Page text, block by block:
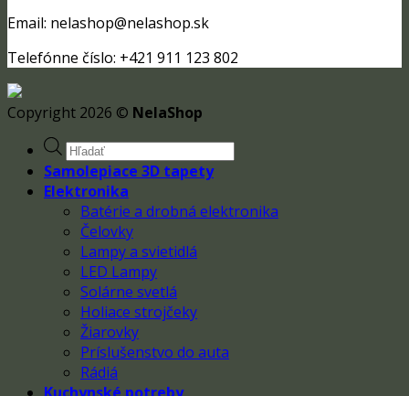
Email: nelashop@nelashop.sk
Telefónne číslo: +421 911 123 802
Copyright 2026 © NelaShop
Products
search
Samolepiace 3D tapety
Elektronika
Batérie a drobná elektronika
Čelovky
Lampy a svietidlá
LED Lampy
Solárne svetlá
Holiace strojčeky
Žiarovky
Príslušenstvo do auta
Rádiá